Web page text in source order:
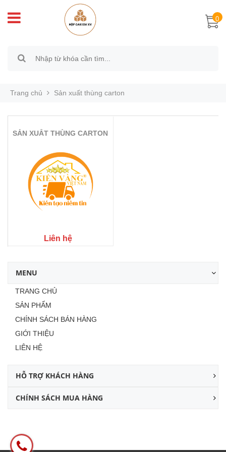
0
Trang chủ Sản xuất thùng carton
SẢN XUẤT THÙNG CARTON
Liên hệ
MENU
TRANG CHỦ
SẢN PHẨM
CHÍNH SÁCH BÁN HÀNG
GIỚI THIỆU
LIÊN HỆ
HỖ TRỢ KHÁCH HÀNG
CHÍNH SÁCH MUA HÀNG